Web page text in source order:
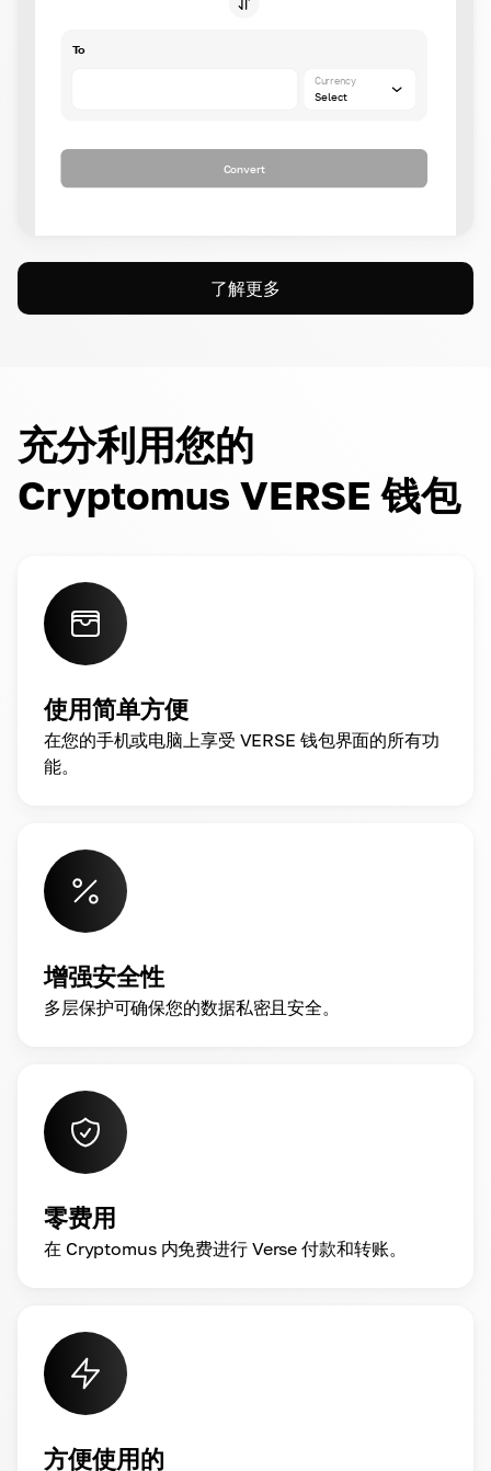
To
Currency
Select
Convert
了解更多
充分利用您的
Cryptomus VERSE 钱包
使用简单方便
在您的手机或电脑上享受 VERSE 钱包界面的所有功
能。
增强安全性
多层保护可确保您的数据私密且安全。
零费用
在 Cryptomus 内免费进行 Verse 付款和转账。
方便使用的